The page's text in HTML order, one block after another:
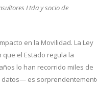
Ltda y socio de
en la Movilidad. La Ley
que el Estado regula la
lo han recorrido miles de
datos— es